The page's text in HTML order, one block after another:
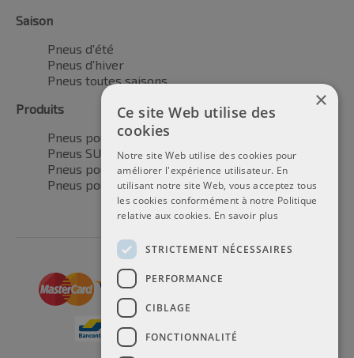
Saison
Pneus d'été
Pneus d'hiver
Pneus toutes saisons
Produits
Pneus pour voitures
Pneus SUV / 4x4
Pneus pour camionnettes
Pneus pour motos
×
Ce site Web utilise des
cookies
Notre site Web utilise des cookies pour
améliorer l'expérience utilisateur. En
utilisant notre site Web, vous acceptez tous
les cookies conformément à notre Politique
relative aux cookies. En savoir plus
STRICTEMENT NÉCESSAIRES
PERFORMANCE
CIBLAGE
FONCTIONNALITÉ